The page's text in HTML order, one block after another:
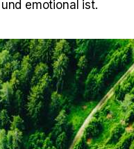
emotional ist.